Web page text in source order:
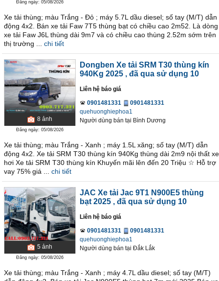
Đăng ngày: 05/08/2026
Xe tải thùng; màu Trắng - Đỏ ; máy 5.7L dầu diesel; số tay (M/T) dẫn
động 4x2. Bán xe tải Faw 7T5 thùng bạt có chiều cao 2m52. Là dòng
xe tải Faw J6L thùng dài 9m7 và có chiều cao thùng 2.52m sớm trên
thị trường ...
chi tiết
8 ảnh
Đăng ngày: 05/08/2026
Dongben Xe tải SRM T30 thùng kín
940Kg 2025 , đã qua sử dụng 10
Liên hệ báo giá
0901481331
0901481331
quehuonghiephoa1
Người dùng bán tại Bình Dương
Xe tải thùng; màu Trắng - Xanh ; máy 1.5L xăng; số tay (M/T) dẫn
động 4x2. Xe tải SRM T30 thùng kín 940Kg thùng dài 2m9 nội thất xe
hơi Xe tải SRM T30 thùng kín Khuyến mãi lên đến 20 Triệu ☆ Hỗ trợ
vay 75% giá ...
chi tiết
5 ảnh
Đăng ngày: 05/08/2026
JAC Xe tải Jac 9T1 N900E5 thùng
bạt 2025 , đã qua sử dụng 10
Liên hệ báo giá
0901481331
0901481331
quehuonghiephoa1
Người dùng bán tại Ðắk Lắk
Xe tải thùng; màu Trắng - Xanh ; máy 4.7L dầu diesel; số tay (M/T)